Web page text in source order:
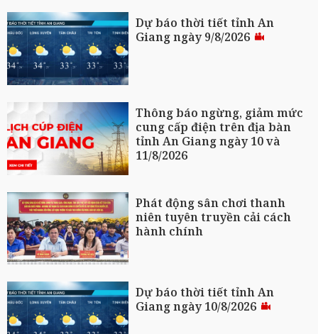
Dự báo thời tiết tỉnh An
Giang ngày 9/8/2026
Thông báo ngừng, giảm mức
cung cấp điện trên địa bàn
tỉnh An Giang ngày 10 và
11/8/2026
Phát động sân chơi thanh
niên tuyên truyền cải cách
hành chính
Dự báo thời tiết tỉnh An
Giang ngày 10/8/2026